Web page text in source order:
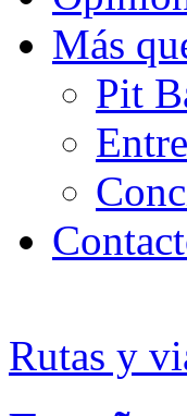
Más
Pit
Rutas y